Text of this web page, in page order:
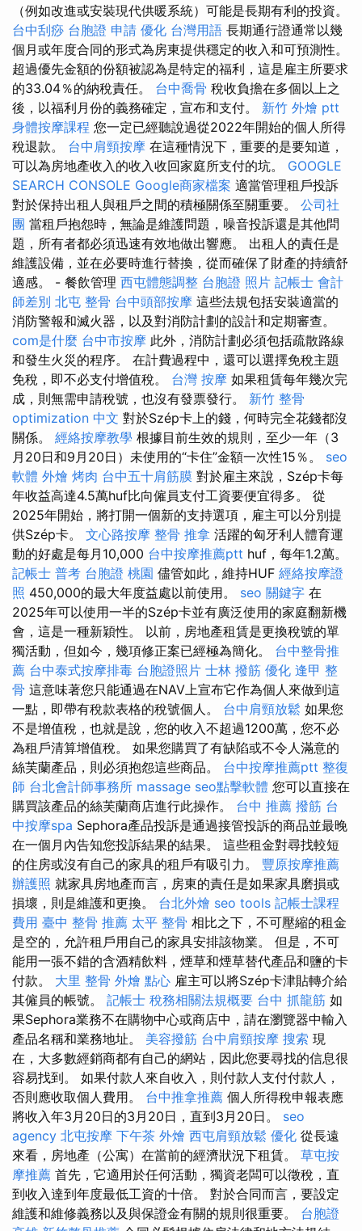
（例如改進或安裝現代供暖系統）可能是長期有利的投資。
台中刮痧 台胞證 申請 優化 台灣用語 長期通行證通常以幾
個月或年度合同的形式為房東提供穩定的收入和可預測性。
超過優先金額的份額被認為是特定的福利，這是雇主​​所要求
的33.04％的納稅責任。 台中喬骨 稅收負擔在多個以上之
後，以福利月份的義務確定，宣布和支付。 新竹 外燴 ptt
身體按摩課程 您一定已經聽說過從2022年開始的個人所得
稅退款。 台中肩頸按摩 在這種情況下，重要的是要知道，
可以為房地產收入的收入收回家庭所支付的坑。 GOOGLE
SEARCH CONSOLE Google商家檔案 適當管理租戶投訴
對於保持出租人與租戶之間的積極關係至關重要。 公司社
團 當租戶抱怨時，無論是維護問題，噪音投訴還是其他問
題，所有者都必須迅速有效地做出響應。 出租人的責任是
維護設備，並在必要時進行替換，從而確保了財產的持續舒
適感。 - 餐飲管理 西屯體態調整 台胞證 照片 記帳士 會計
師差別 北屯 整骨 台中頭部按摩 這些法規包括安裝適當的
消防警報和滅火​​器，以及對消防計劃的設計和定期審查。
com是什麼 台中市按摩 此外，消防計劃必須包括疏散路線
和發生火災的程序。 在計費過程中，還可以選擇免稅主題
免稅，即不必支付增值稅。 台灣 按摩 如果租賃每年幾次完
成，則無需申請稅號，也沒有發票發行。 新竹 整骨
optimization 中文 對於Szép卡上的錢，何時完全花錢都沒
關係。 經絡按摩教學 根據目前生效的規則，至少一年（3
月20日和9月20日）未使用的“卡​​住”金額一次性15％。 seo
軟體 外燴 烤肉 台中五十肩筋膜 對於雇主來說，Szép卡每
年收益高達4.5萬huf比向僱員支付工資要便宜得多。 從
2025年開始，將打開一個新的支持選項，雇主可以分別提
供Szép卡。 文心路按摩 整骨 推拿 活躍的匈牙利人體育運
動的好處是每月10,000 台中按摩推薦ptt huf，每年1.2萬。
記帳士 普考 台胞證 桃園 儘管如此，維持HUF 經絡按摩證
照 450,000的最大年度益處以前使用。 seo 關鍵字 在
2025年可以使用一半的Szép卡並有廣泛使用的家庭翻新機
會，這是一種新穎性。 以前，房地產租賃是更換稅號的單
獨活動，但如今，幾項修正案已經極為簡化。 台中整骨推
薦 台中泰式按摩排毒 台胞證照片 士林 撥筋 優化 逢甲 整
骨 這意味著您只能通過在NAV上宣布它作為個人來做到這
一點，即帶有稅款表格的稅號個人。 台中肩頸放鬆 如果您
不是增值稅，也就是說，您的收入不超過1200萬，您不必
為租戶清算增值稅。 如果您購買了有缺陷或不令人滿意的
絲芙蘭產品，則必須抱怨這些商品。 台中按摩推薦ptt 整復
師 台北會計師事務所 massage seo點擊軟體 您可以直接在
購買該產品的絲芙蘭商店進行此操作。 台中 推薦 撥筋 台
中按摩spa Sephora產品投訴是通過接管投訴的商品並最晚
在一個月內告知您投訴結果的結果。 這些租金對尋找較短
的住房或沒有自己的家具的租戶有吸引力。 豐原按摩推薦
辦護照 就家具房地產而言，房東的責任是如果家具磨損或
損壞，則是維護和更換。 台北外燴 seo tools 記帳士課程
費用 臺中 整骨 推薦 太平 整骨 相比之下，不可壓縮的租金
是空的，允許租戶用自己的家具安排該物業。 但是，不可
能用一張不錯的含酒精飲料，煙草和煙草替代產品和鹽的卡
付款。 大里 整骨 外燴 點心 雇主可以將Szép卡津貼轉介給
其僱員的帳號。 記帳士 稅務相關法規概要 台中 抓龍筋 如
果Sephora業務不在購物中心或商店中，請在瀏覽器中輸入
產品名稱和業務地址。 美容撥筋 台中肩頸按摩 搜索 現
在，大多數經銷商都有自己的網站，因此您要尋找的信息很
容易找到。 如果付款人來自收入，則付款人支付付款人，
否則應收取個人費用。 台中推拿推薦 個人所得稅申報表應
將收入年3月20日的3月20日，直到3月20日。 seo
agency 北屯按摩 下午茶 外燴 西屯肩頸放鬆 優化 從長遠
來看，房地產（公寓）在當前的經濟狀況下租賃。 草屯按
摩推薦 首先，它適用於任何活動，獨資老闆可以徵稅，直
到收入達到年度最低工資的十倍。 對於合同而言，要設定
維護和維修義務以及與保證金有關的規則很重要。 台胞證